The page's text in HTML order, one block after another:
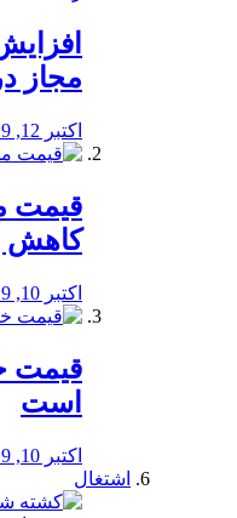
مجاز
اکتبر 12, 2019
کاهش
اکتبر 10, 2019
قیمت
است
اکتبر 10, 2019
اشتغال